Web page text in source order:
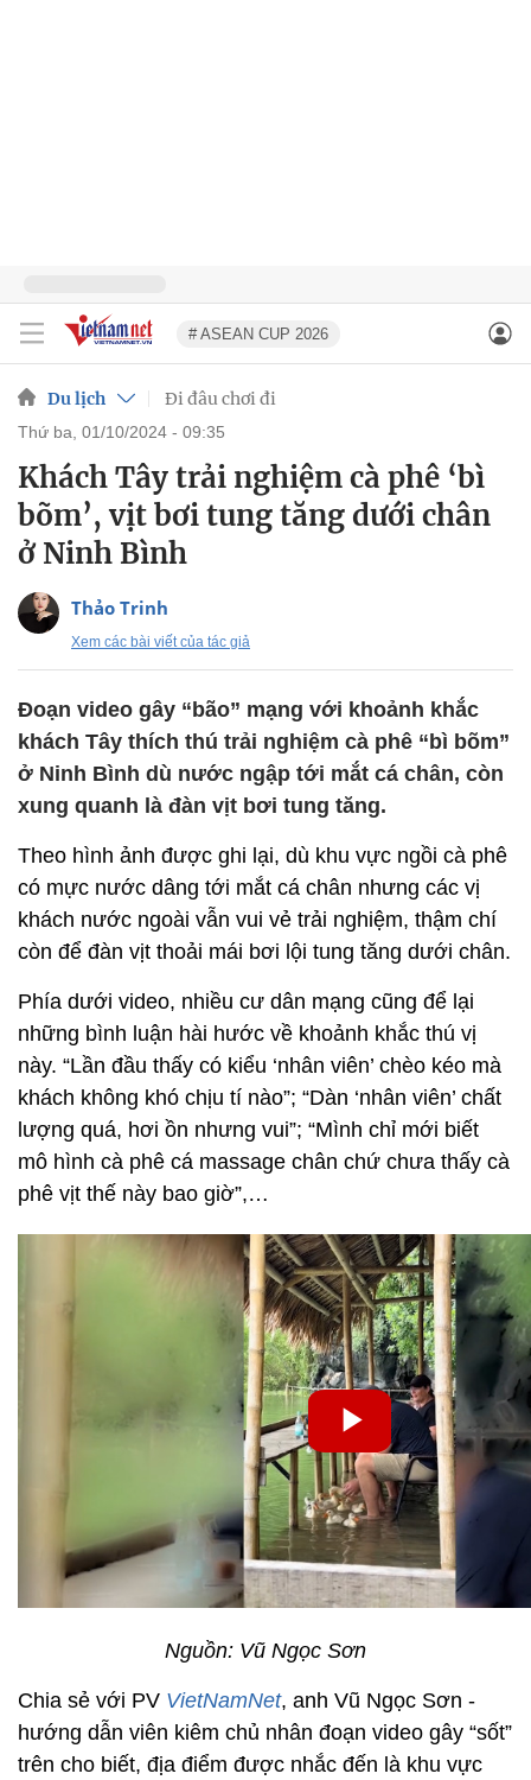
# ASEAN CUP 2026
Du lịch Đi đâu chơi đi
thứ ba, 01/10/2024 - 09:35
Khách Tây trải nghiệm cà phê ‘bì
bõm’, vịt bơi tung tăng dưới chân
ở Ninh Bình
Thảo Trinh
Xem các bài viết của tác giả
Đoạn video gây “bão” mạng với khoảnh khắc
khách Tây thích thú trải nghiệm cà phê “bì bõm”
ở Ninh Bình dù nước ngập tới mắt cá chân, còn
xung quanh là đàn vịt bơi tung tăng.
Theo hình ảnh được ghi lại, dù khu vực ngồi cà phê
có mực nước dâng tới mắt cá chân nhưng các vị
khách nước ngoài vẫn vui vẻ trải nghiệm, thậm chí
còn để đàn vịt thoải mái bơi lội tung tăng dưới chân.
Phía dưới video, nhiều cư dân mạng cũng để lại
những bình luận hài hước về khoảnh khắc thú vị
này. “Lần đầu thấy có kiểu ‘nhân viên’ chèo kéo mà
khách không khó chịu tí nào”; “Dàn ‘nhân viên’ chất
lượng quá, hơi ồn nhưng vui”; “Mình chỉ mới biết
mô hình cà phê cá massage chân chứ chưa thấy cà
phê vịt thế này bao giờ”,…
Nguồn: Vũ Ngọc Sơn
Chia sẻ với PV VietNamNet, anh Vũ Ngọc Sơn -
hướng dẫn viên kiêm chủ nhân đoạn video gây “sốt”
trên cho biết, địa điểm được nhắc đến là khu vực